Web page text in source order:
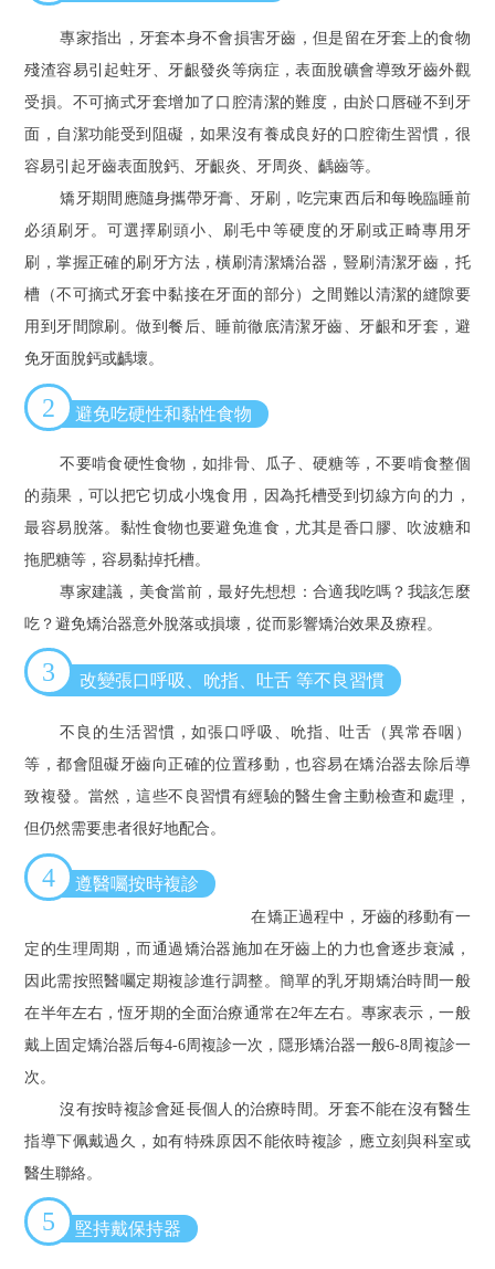
專家指出，牙套本身不會損害牙齒，但是留在牙套上的食物
殘渣容易引起蛀牙、牙齦發炎等病症，表面脫礦會導致牙齒外觀
受損。不可摘式牙套增加了口腔清潔的難度，由於口唇碰不到牙
面，自潔功能受到阻礙，如果沒有養成良好的口腔衛生習慣，很
容易引起牙齒表面脫鈣、牙齦炎、牙周炎、齲齒等。
矯牙期間應隨身攜帶牙膏、牙刷，吃完東西后和每晚臨睡前
必須刷牙。可選擇刷頭小、刷毛中等硬度的牙刷或正畸專用牙
刷，掌握正確的刷牙方法，橫刷清潔矯治器，豎刷清潔牙齒，托
槽（不可摘式牙套中黏接在牙面的部分）之間難以清潔的縫隙要
用到牙間隙刷。做到餐后、睡前徹底清潔牙齒、牙齦和牙套，避
免牙面脫鈣或齲壞。
2 避免吃硬性和黏性食物
不要啃食硬性食物，如排骨、瓜子、硬糖等，不要啃食整個
的蘋果，可以把它切成小塊食用，因為托槽受到切線方向的力，
最容易脫落。黏性食物也要避免進食，尤其是香口膠、吹波糖和
拖肥糖等，容易黏掉托槽。
專家建議，美食當前，最好先想想：合適我吃嗎？我該怎麼
吃？避免矯治器意外脫落或損壞，從而影響矯治效果及療程。
3 改變張口呼吸、吮指、吐舌 等不良習慣
不良的生活習慣，如張口呼吸、吮指、吐舌（異常吞咽）
等，都會阻礙牙齒向正確的位置移動，也容易在矯治器去除后導
致複發。當然，這些不良習慣有經驗的醫生會主動檢查和處理，
但仍然需要患者很好地配合。
4 遵醫囑按時複診
在矯正過程中，牙齒的移動有一
定的生理周期，而通過矯治器施加在牙齒上的力也會逐步衰減，
因此需按照醫囑定期複診進行調整。簡單的乳牙期矯治時間一般
在半年左右，恆牙期的全面治療通常在2年左右。專家表示，一般
戴上固定矯治器后每4-6周複診一次，隱形矯治器一般6-8周複診一
次。
沒有按時複診會延長個人的治療時間。牙套不能在沒有醫生
指導下佩戴過久，如有特殊原因不能依時複診，應立刻與科室或
醫生聯絡。
5 堅持戴保持器